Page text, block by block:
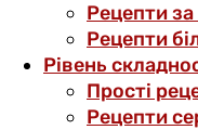
Рецепти
Рецепти
Рівень
Прості
Рецепти